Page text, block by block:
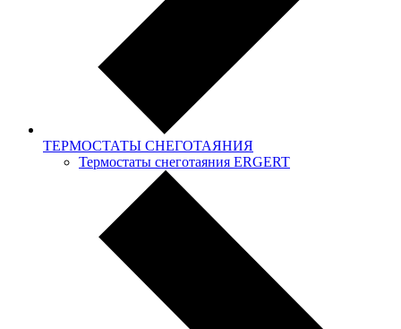
ТЕРМОСТАТЫ СНЕГОТАЯНИЯ
Термостаты снеготаяния ERGERT